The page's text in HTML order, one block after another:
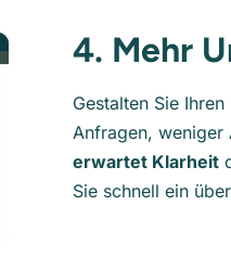
4. Mehr
Gestalten Sie
Anfragen, weniger
erwartet Klarheit
Sie schnell ein